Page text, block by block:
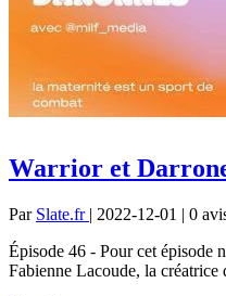
Warrior et
Par Slate.fr | 2022-12-01 | 0
Épisode 46 - Pour cet épisode
Fabienne Lacoude, la